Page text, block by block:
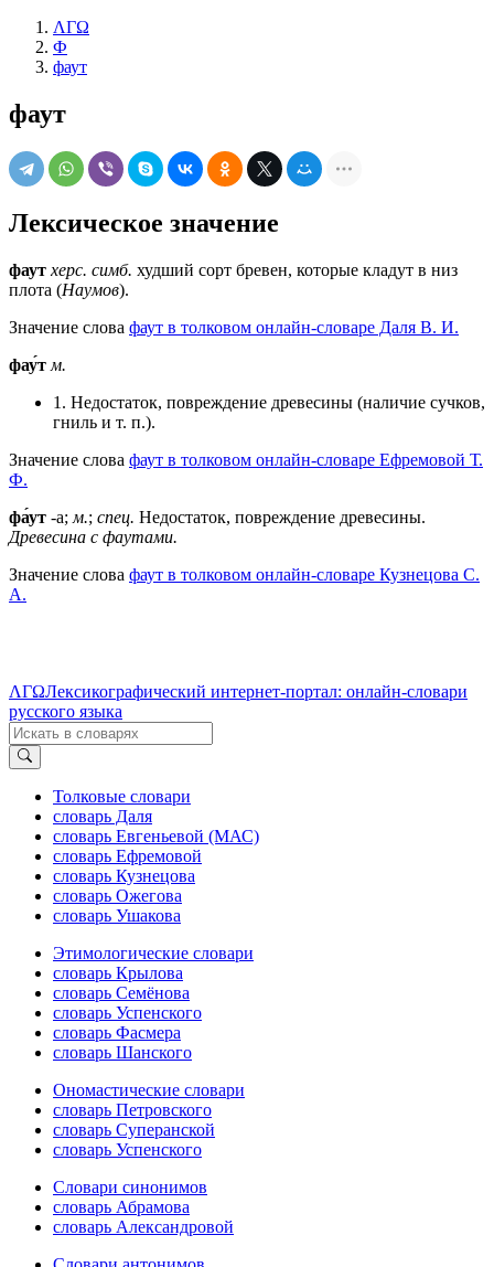
ΛΓΩ
Ф
фаут
фаут
Лексическое значение
фаут херс. симб. худший сорт бревен, которые кладут в низ
плота (Наумов).
Значение слова фаут в толковом онлайн-словаре Даля В. И.
фау́т м.
1. Недостаток, повреждение древесины (наличие сучков,
гниль и т. п.).
Значение слова фаут в толковом онлайн-словаре Ефремовой Т.
Ф.
фа́ут -а; м.; спец. Недостаток, повреждение древесины.
Древесина с фаутами.
Значение слова фаут в толковом онлайн-словаре Кузнецова С.
А.
ΛΓΩЛексикографический интернет-портал: онлайн-словари
русского языка
Толковые словари
словарь Даля
словарь Евгеньевой (МАС)
словарь Ефремовой
словарь Кузнецова
словарь Ожегова
словарь Ушакова
Этимологические словари
словарь Крылова
словарь Семёнова
словарь Успенского
словарь Фасмера
словарь Шанского
Ономастические словари
словарь Петровского
словарь Суперанской
словарь Успенского
Словари синонимов
словарь Абрамова
словарь Александровой